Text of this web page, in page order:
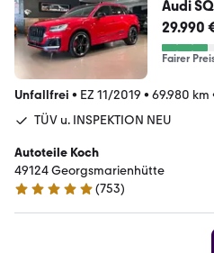
Audi
sport
29.990
Fairer
Unfallfrei • EZ 11/2019 • 69.980 km
TÜV u. INSPEKTION NEU
Autoteile Koch
49124 Georgsmarienhütte
4.9 Sterne
(753)